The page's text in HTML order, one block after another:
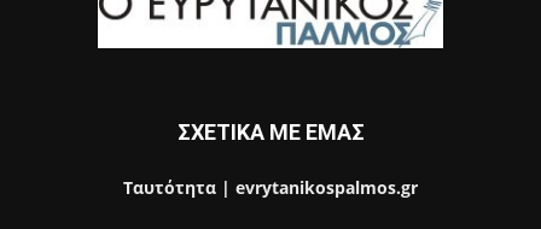
ΣΧΕΤΙΚΑ ΜΕ ΕΜΑΣ
Ταυτότητα | evrytanikospalmos.gr